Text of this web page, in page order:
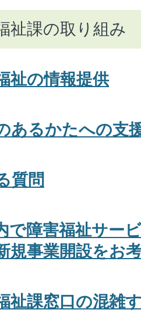
祉課の取り組み
祉の情報提供
あるかたへの支
質問
で障害福祉サー
規事業開設をお
祉課窓口の混雑